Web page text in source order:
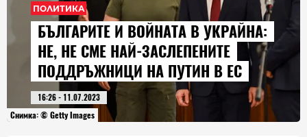
ПОЛИТИКА
БЪЛГАРИТЕ И ВОЙНАТА В УКРАЙНА:
НЕ, НЕ СМЕ НАЙ-ЗАСЛЕПЕНИТЕ
ПОДДРЪЖНИЦИ НА ПУТИН В ЕС
16:26 - 11.07.2023
Снимка: © Getty Images